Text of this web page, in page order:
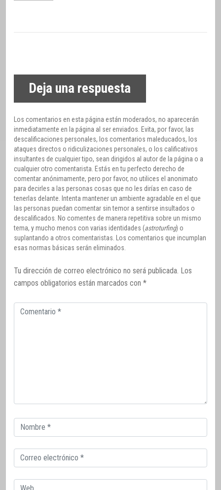
Deja una respuesta
Los comentarios en esta página están moderados, no aparecerán
inmediatamente en la página al ser enviados. Evita, por favor, las
descalificaciones personales, los comentarios maleducados, los
ataques directos o ridiculizaciones personales, o los calificativos
insultantes de cualquier tipo, sean dirigidos al autor de la página o a
cualquier otro comentarista. Estás en tu perfecto derecho de
comentar anónimamente, pero por favor, no utilices el anonimato
para decirles a las personas cosas que no les dirías en caso de
tenerlas delante. Intenta mantener un ambiente agradable en el que
las personas puedan comentar sin temor a sentirse insultados o
descalificados. No comentes de manera repetitiva sobre un mismo
tema, y mucho menos con varias identidades (astroturfing) o
suplantando a otros comentaristas. Los comentarios que incumplan
esas normas básicas serán eliminados.
Tu dirección de correo electrónico no será publicada. Los
campos obligatorios están marcados con *
Comentario
Correo
electrónico
Correo
electrónico
Web